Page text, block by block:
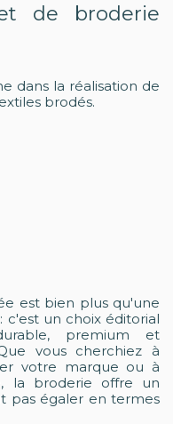
de broderie
dans la réalisation de
brodés.
est bien plus qu'une
c'est un choix éditorial
premium et
vous cherchiez à
votre marque ou à
la broderie offre un
pas égaler en termes